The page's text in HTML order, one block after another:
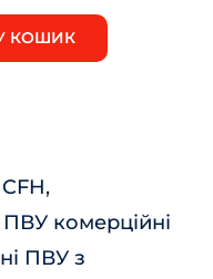
КОШИК
,
ПВУ комерційні
ПВУ з